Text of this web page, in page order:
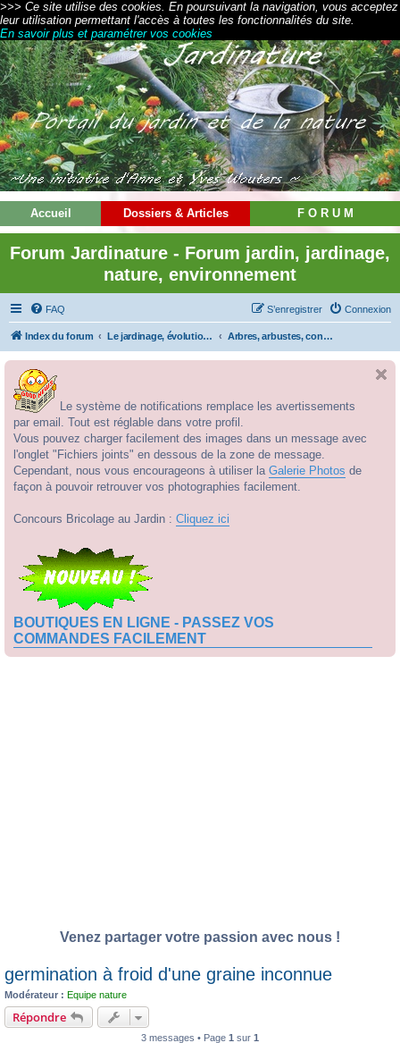
>>> Ce site utilise des cookies. En poursuivant la navigation, vous acceptez
leur utilisation permettant l'accès à toutes les fonctionnalités du site.
En savoir plus et paramétrer vos cookies
Accueil Dossiers & Articles F O R U M
Forum Jardinature - Forum jardin, jardinage,
nature, environnement
FAQ Connexion
S’enregistrer
Index du forum Le jardinage, évolution de nos jardins Arbres, arbustes, conifères et fruitiers
Le système de notifications remplace les avertissements
par email. Tout est réglable dans votre profil.
Vous pouvez charger facilement des images dans un message avec
l'onglet "Fichiers joints" en dessous de la zone de message.
Cependant, nous vous encourageons à utiliser la Galerie Photos de
façon à pouvoir retrouver vos photographies facilement.
Concours Bricolage au Jardin : Cliquez ici
BOUTIQUES EN LIGNE - PASSEZ VOS
COMMANDES FACILEMENT
Venez partager votre passion avec nous !
germination à froid d'une graine inconnue
Modérateur : Equipe nature
Répondre
3 messages • Page 1 sur 1